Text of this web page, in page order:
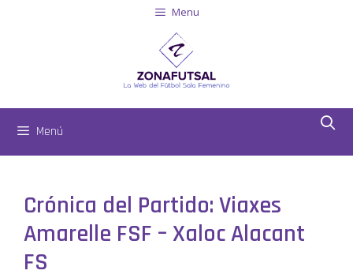
Menu
Menú
Crónica del Partido: Viaxes
Amarelle FSF – Xaloc Alacant
FS